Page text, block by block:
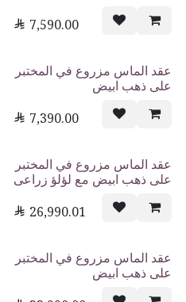
 7,590.00
عقد الماس مزروع في المختبر
على ذهب ابيض
 7,390.00
عقد الماس مزروع في المختبر
على ذهب ابيض مع لؤلؤ زراعى
 26,990.01
عقد الماس مزروع في المختبر
على ذهب ابيض